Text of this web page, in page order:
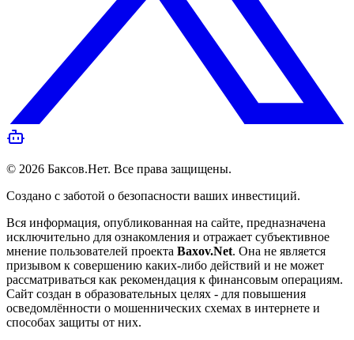
© 2026 Баксов.Нет. Все права защищены.
Создано с заботой о безопасности ваших инвестиций.
Вся информация, опубликованная на сайте, предназначена
исключительно для ознакомления и отражает субъективное
мнение пользователей проекта Baxov.Net. Она не является
призывом к совершению каких-либо действий и не может
рассматриваться как рекомендация к финансовым операциям.
Сайт создан в образовательных целях - для повышения
осведомлённости о мошеннических схемах в интернете и
способах защиты от них.